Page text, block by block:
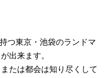
つ東京・池袋のランドマ
出来ます。
たは都会は知り尽くして